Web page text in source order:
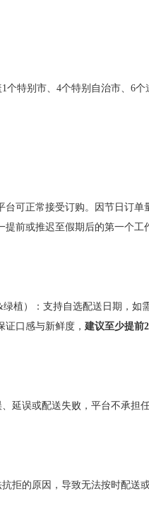
1个特别市、 4个特别自治市、 6个
可正常接受订购。因节日订单
前或推迟至假期后的第一个工
绿植）：支持自选配送日期，如
口感与新鲜度， 建议至少提前2
延误或配送失败，平台不承担
拒的原因，导致无法按时配送